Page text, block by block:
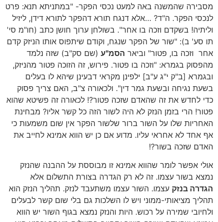
מסבירה שהמשנה באה למעט נכסי הפקר- "במתניתא תנא: פרט
לנכסי הפקר. ה"ד? …אלא דנגח תורא דהפקר לתורא דידן, ליזיל
וליתיה! בשקדם וזכה בו אחר". בשולחן ערוך חושן כתב (חו"מ סי'
תו סע' ב): "שור של הפקר שנגח, וקודם שיתפוס אותו הניזק קדם
אחר וזכה בו, פטור" וביאר הסמ"ע (שם סק"ב) שזה נלמד
מהפסוק בגמרא: "וזכה בו פטור. פירוש, זה הזוכה פטור מהניזק,
ובגמרא [ב"ק י"ג ע"ב] ילפינן מקראי דבעינן שיהא לו בעלים
בשעת נגיחה ובשעת גמר דין". ולכאורה צ"ב, האם צריך פסוק
כדי לחדש את זה שהאדם שזכה פטור?! לכאורה זה פשיטא שהוא
פטור! הרי בזמן הנזק לא היה לשור הזה כל קשר אליו? מבחינת
האחריות שלו על השור ברור שלשור הפקר אין שום משמעות כי
אף אחד לא אחראי עליו. מדוע אם כן יש הווא אמינא לחייב את
האדם שזכה בשור?!
אולי אפשר לומר שהווא אמינא זו מבוססת על ההבנה שהנזק
נמצא בשור עצמו. זה לא רק הגדרה בצורת התשלום אלא
הגדרה בנזק עצמו. השור עצמו משתעבד לנזק. תהליך הנזק הוא
תהליך מציאותי-ממוני ויש לו השלכות גם בלי שום קשר לבעלים
ולחיובי שמירה על רכוש. היות והנזק נמצא בגוף השור יש הווא